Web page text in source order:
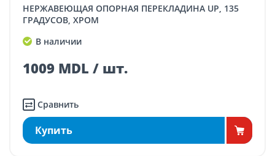
НЕРЖАВЕЮЩАЯ ОПОРНАЯ ПЕРЕКЛАДИНА UP, 135
ГРАДУСОВ, ХРОМ
В наличии
1009 MDL / шт.
Сравнить
Купить